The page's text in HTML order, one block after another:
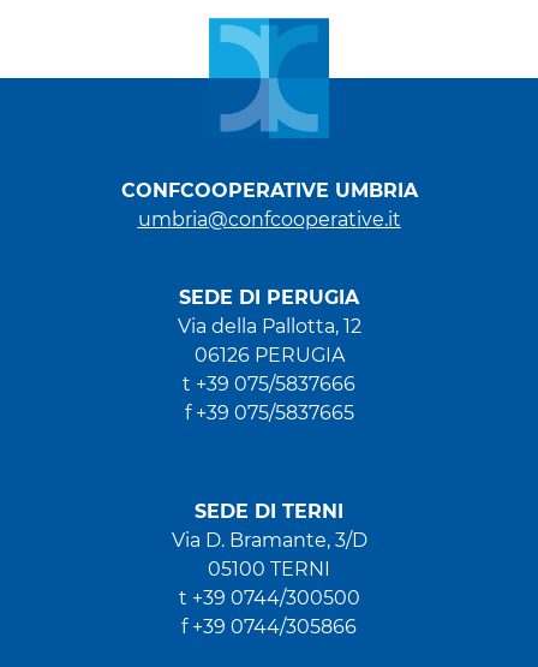
CONFCOOPERATIVE UMBRIA
umbria@confcooperative.it
SEDE DI PERUGIA
Via della Pallotta, 12
06126 PERUGIA
t +39 075/5837666
f +39 075/5837665
SEDE DI TERNI
Via D. Bramante, 3/D
05100 TERNI
t +39 0744/300500
f +39 0744/305866